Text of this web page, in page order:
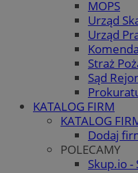
MOPS
Urząd
Urząd
Straż
Sąd
KATALOG FIRM
KATALOG
Dodaj
POLECAMY
Skup.io